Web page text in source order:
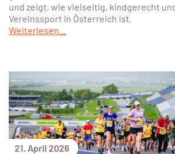
und zeigt, wie vielseitig, kindgerecht
Vereinssport in Österreich ist.
Weiterlesen...
21. April 2026